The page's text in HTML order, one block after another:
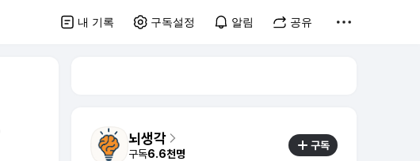
내 기록 구독설정 알림 공유
뇌생각
구독6.6천명
구독